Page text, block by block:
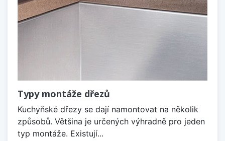
Typy montáže dřezů
Kuchyňské dřezy se dají namontovat na několik
způsobů. Většina je určených výhradně pro jeden
typ montáže. Existují...